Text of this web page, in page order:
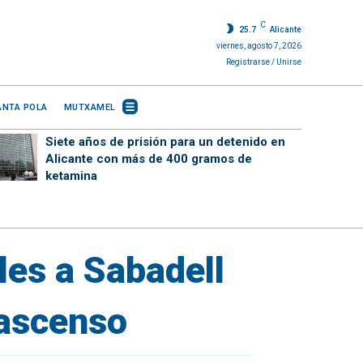
25.7
C
Alicante
viernes, agosto 7, 2026
Registrarse / Unirse
POLA MUTXAMEL
Siete años de prisión para un detenido en
Alicante con más de 400 gramos de
ketamina
a Sabadell